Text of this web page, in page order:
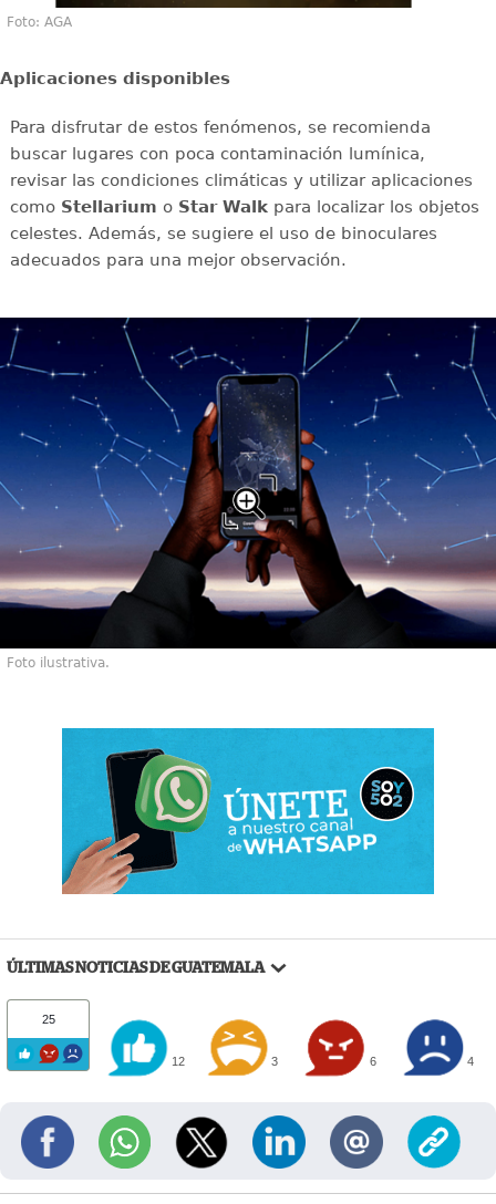
Foto: AGA
Aplicaciones disponibles
Para disfrutar de estos fenómenos, se recomienda
buscar lugares con poca contaminación lumínica,
revisar las condiciones climáticas y utilizar aplicaciones
como Stellarium o Star Walkpara localizar los objetos
celestes. Además, se sugiere el uso de binoculares
adecuados para una mejor observación.
Foto ilustrativa.
ÚLTIMAS NOTICIAS DE GUATEMALA
25
12 3 6 4